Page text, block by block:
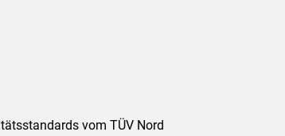
vom TÜV Nord